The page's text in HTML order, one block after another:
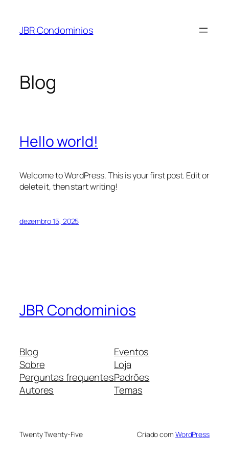
JBR Condominios
Blog
Hello world!
Welcome to WordPress. This is your first post. Edit or
delete it, then start writing!
dezembro 15, 2025
JBR Condominios
Blog
Sobre
Perguntas frequentes
Autores
Eventos
Loja
Padrões
Temas
Twenty Twenty-Five Criado com WordPress